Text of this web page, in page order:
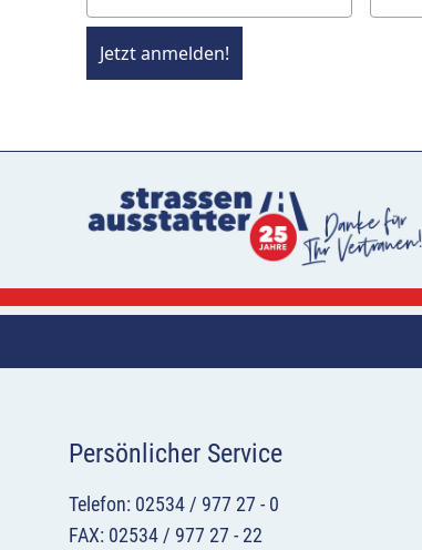
Jetzt anmelden!
Persönlicher Service
Telefon: 02534 / 977 27 - 0
FAX: 02534 / 977 27 - 22